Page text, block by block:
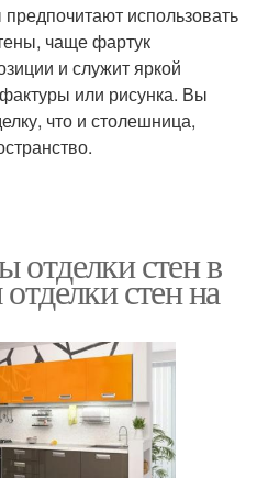
использовать
чаще фартук
и служит яркой
или рисунка. Вы
что и столешница,
отделки стен в
стен на